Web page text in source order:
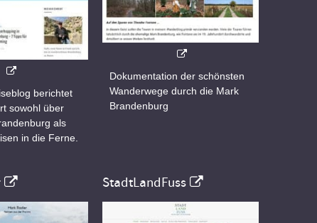
berichtet
sowohl über
als
in die Ferne.
Dokumentation der schönsten
Wanderwege durch die Mark
Brandenburg
StadtLandFuss